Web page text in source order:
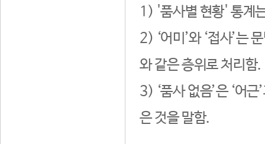
1) '품사별 현황' 통계
2) ‘어미’와 ‘접사’는
와 같은 층위로 처리함.
3) ‘품사 없음’은 ‘어
은 것을 말함.